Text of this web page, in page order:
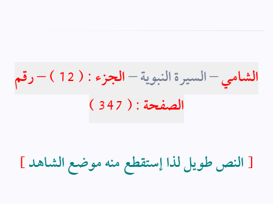
الشامي–السيرة النبوية–الجزء : ( 12 ) –
رقم
الصفحة: (
347
)
[
]